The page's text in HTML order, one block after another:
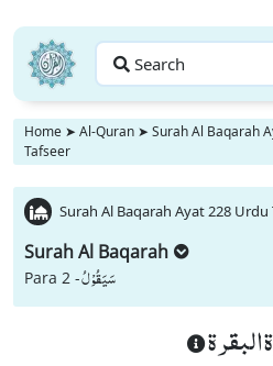
Search
Home ➤ Al-Quran ➤ Surah Al Baqarah
Tafseer
Surah Al Baqarah Ayat 228
Surah Al Baqarah
Para 2 -سَیَقُوْلُ